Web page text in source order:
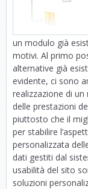
un modulo già
motivi. Al primo
alternative già
evidente, ci sono
realizzazione di
delle prestazioni
piuttosto che il
per stabilire
personalizzata
dati gestiti dal
usabilità del sito
soluzioni